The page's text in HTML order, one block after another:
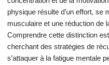
physique résulte d’un effort, se
musculaire et une réduction de
Comprendre cette distinction
cherchant des stratégies de
s’attaquer à la fatigue mentale